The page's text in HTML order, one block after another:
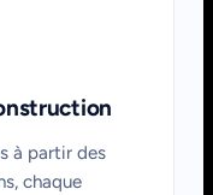
à partir des
chaque